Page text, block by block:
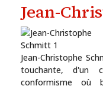
Jean-
Jean-Christophe
touchante, d'un
conformisme où